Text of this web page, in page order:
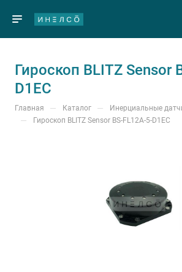
Гироскоп BLITZ Sensor
D1EC
Главная — Каталог — Инерциальные
— Гироскоп BLITZ Sensor BS-FL12A-5-D1EC